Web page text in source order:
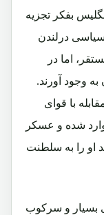
بفکر تجزیه
سیاسی درلندن
اما در
به وجود آورند.
با قوای
شده و عسکر
او را به سلطنت
بسیار و سرکوب